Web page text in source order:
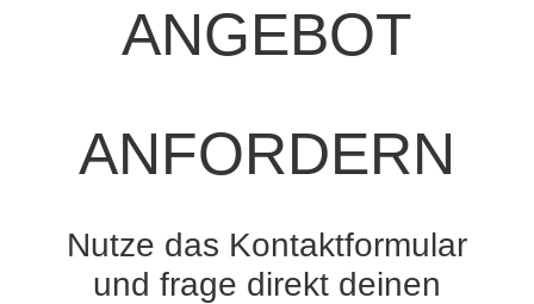
ANGEBOT
ANFORDERN
Nutze das Kontaktformular
und frage direkt deinen